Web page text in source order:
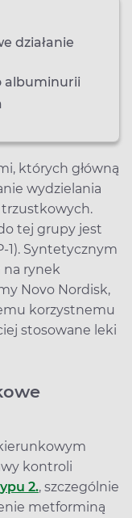
działanie
albuminurii
których główną
wydzielania
tej grupy jest
1). Syntetycznym
na rynek
Novo Nordisk,
korzystnemu
stosowane leki
kontroli
2., szczególnie
metforminą